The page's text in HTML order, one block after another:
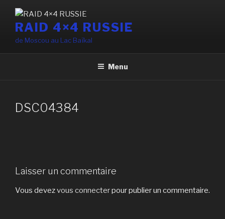
contenu
principal
RAID 4×4 RUSSIE
de Moscou au Lac Baïkal
Menu
DSC04384
Laisser un commentaire
Vous devezvous connecterpour publier un commentaire.